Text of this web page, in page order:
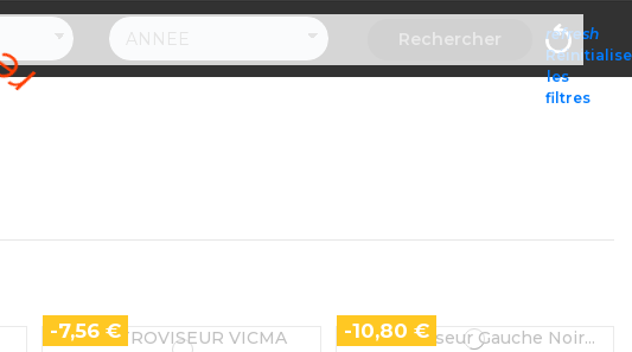
Rechercher
refresh
les
filtres
-7,56 € -10,80 €